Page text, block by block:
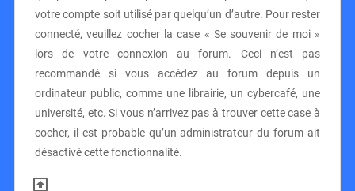
votre compte soit utilisé par quelqu’un d’autre. Pour rester
connecté, veuillez cocher la case « Se souvenir de moi »
lors de votre connexion au forum. Ceci n’est pas
recommandé si vous accédez au forum depuis un
ordinateur public, comme une librairie, un cybercafé, une
université, etc. Si vous n’arrivez pas à trouver cette case à
cocher, il est probable qu’un administrateur du forum ait
désactivé cette fonctionnalité.